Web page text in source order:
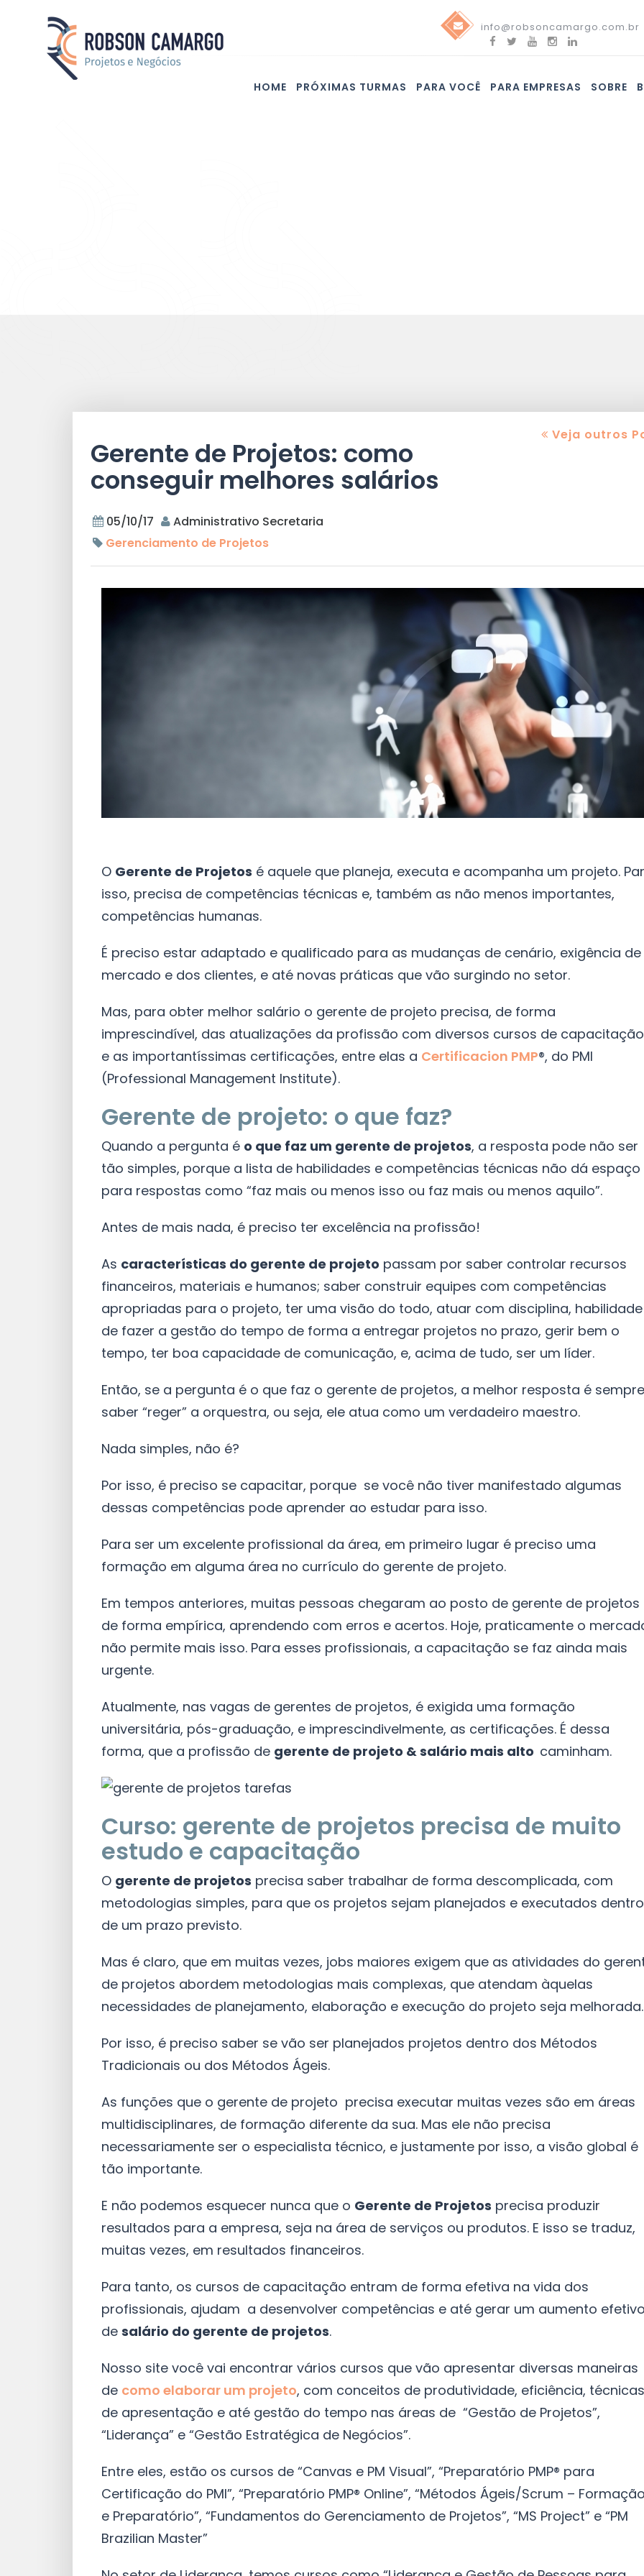
info@robsoncamargo.com.br
HOME PRÓXIMAS TURMAS PARA VOCÊ PARA EMPRESAS SOBRE
Veja outros
Gerente de Projetos: como
conseguir melhores salários
05/10/17
Administrativo Secretaria
Gerenciamento de Projetos
O Gerente de Projetos é aquele que planeja, executa e acompanha um projeto.
isso, precisa de competências técnicas e, também as não menos importantes,
competências humanas.
É preciso estar adaptado e qualificado para as mudanças de cenário, exigência de
mercado e dos clientes, e até novas práticas que vão surgindo no setor.
Mas, para obter melhor salário o gerente de projeto precisa, de forma
imprescindível, das atualizações da profissão com diversos cursos de
e as importantíssimas certificações, entre elas a Certificacion PMP®, do PMI
(Professional Management Institute).
Gerente de projeto: o que faz?
Quando a pergunta é o que faz um gerente de projetos, a resposta pode não ser
tão simples, porque a lista de habilidades e competências técnicas não dá espaço
para respostas como “faz mais ou menos isso ou faz mais ou menos aquilo”.
Antes de mais nada, é preciso ter excelência na profissão!
As características do gerente de projeto passam por saber controlar recursos
financeiros, materiais e humanos; saber construir equipes com competências
apropriadas para o projeto, ter uma visão do todo, atuar com disciplina, habilidade
de fazer a gestão do tempo de forma a entregar projetos no prazo, gerir bem o
tempo, ter boa capacidade de comunicação, e, acima de tudo, ser um líder.
Então, se a pergunta é o que faz o gerente de projetos, a melhor resposta é sempre
saber “reger” a orquestra, ou seja, ele atua como um verdadeiro maestro.
Nada simples, não é?
Por isso, é preciso se capacitar, porque se você não tiver manifestado algumas
dessas competências pode aprender ao estudar para isso.
Para ser um excelente profissional da área, em primeiro lugar é preciso uma
formação em alguma área no currículo do gerente de projeto.
Em tempos anteriores, muitas pessoas chegaram ao posto de gerente de projetos
de forma empírica, aprendendo com erros e acertos. Hoje, praticamente o
não permite mais isso. Para esses profissionais, a capacitação se faz ainda mais
urgente.
Atualmente, nas vagas de gerentes de projetos, é exigida uma formação
universitária, pós-graduação, e imprescindivelmente, as certificações. É dessa
forma, que a profissão de gerente de projeto & salário mais alto caminham.
Curso: gerente de projetos precisa de muito
estudo e capacitação
O gerente de projetos precisa saber trabalhar de forma descomplicada, com
metodologias simples, para que os projetos sejam planejados e executados dentro
de um prazo previsto.
Mas é claro, que em muitas vezes, jobs maiores exigem que as atividades do
de projetos abordem metodologias mais complexas, que atendam àquelas
necessidades de planejamento, elaboração e execução do projeto seja melhorada.
Por isso, é preciso saber se vão ser planejados projetos dentro dos Métodos
Tradicionais ou dos Métodos Ágeis.
As funções que o gerente de projeto precisa executar muitas vezes são em áreas
multidisciplinares, de formação diferente da sua. Mas ele não precisa
necessariamente ser o especialista técnico, e justamente por isso, a visão global é
tão importante.
E não podemos esquecer nunca que o Gerente de Projetos precisa produzir
resultados para a empresa, seja na área de serviços ou produtos. E isso se traduz,
muitas vezes, em resultados financeiros.
Para tanto, os cursos de capacitação entram de forma efetiva na vida dos
profissionais, ajudam a desenvolver competências e até gerar um aumento
de salário do gerente de projetos.
Nosso site você vai encontrar vários cursos que vão apresentar diversas maneiras
de como elaborar um projeto, com conceitos de produtividade, eficiência, técnicas
de apresentação e até gestão do tempo nas áreas de “Gestão de Projetos”,
“Liderança” e “Gestão Estratégica de Negócios”.
Entre eles, estão os cursos de “Canvas e PM Visual”, “Preparatório PMP® para
Certificação do PMI”, “Preparatório PMP® Online”, “Métodos Ágeis/Scrum –
e Preparatório”, “Fundamentos do Gerenciamento de Projetos”, “MS Project” e “PM
Brazilian Master”